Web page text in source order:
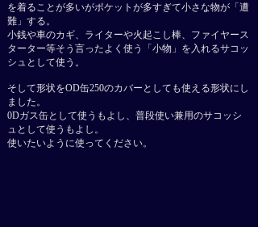
を着ることが多いがポケットが多すぎて小さな物が「遭
難」する。
小銭や車のカギ、ライターや火起こし棒、ファイヤース
ターター等そう言ったよく使う「小物 」を入れるサコッ
シュとして使う。
​そして形状をOD缶250のカバーとしても使える形状にし
ました。
0Dガス缶として使うもよし、普段使い兼用のサコッシ
ュとして使うもよし。
​使いたいように使ってください。